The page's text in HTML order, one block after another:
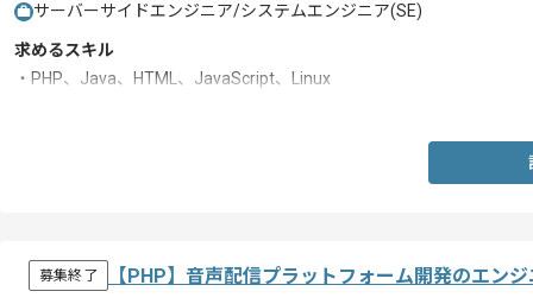
サーバーサイドエンジニア/システムエンジニア(SE)
求めるスキル
・PHP、Java、HTML、JavaScript、Linux
募集終了 【PHP】音声配信プラットフォーム開発のエン